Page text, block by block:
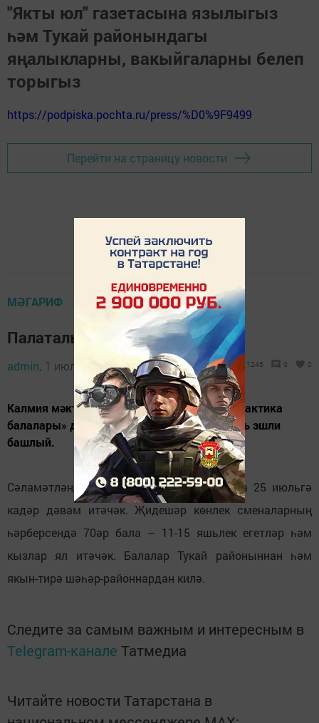
"Якты юл" газетасына язылыгыз
һәм Тукай районындагы
яңалыкларны, вакыйгаларны белеп
торыгыз
https://podpiska.pochta.ru/press/%D0%9F9499
Перейти на страницу новости
МӘГАРИФ
Палаталы лагерь ачыла
admin, 1 июль 2021 - 16:24 1245 0 0
Калмия мәктәбе базасында 5 июльдән «Галактика
балалары» дип исемләнгән палаталы лагерь эшли
башлый.
Сәламәтләндерү юнәлешендәге өч смена 25 июльгә
кадәр дәвам итәчәк. Җидешәр көнлек сменаларның
һәрберсендә 70әр бала – 11-15 яшьлек егетләр һәм
кызлар ял итәчәк. Балалар Тукай районыннан һәм
якын-тирә шәһәр-районнардан килә.
Следите за самым важным и интересным в
Telegram-канале Татмедиа
Читайте новости Татарстана в